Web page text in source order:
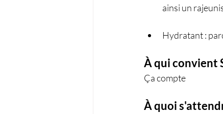
ainsi un
Hydratant :
À qui convient
Ça compte
À quoi